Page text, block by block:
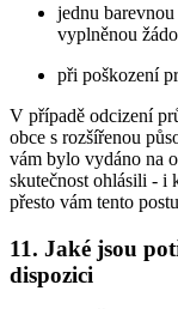
jednu
vyplněnou
při poškození
V případě odcizení
obce s rozšířenou
vám bylo vydáno na
skutečnost ohlásili - i
přesto vám tento
11. Jaké jsou
dispozici